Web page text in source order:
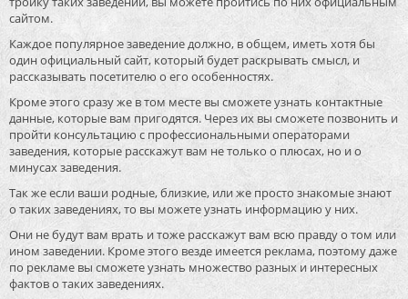
сайтом.
Каждое популярное заведение должно, в общем, иметь хотя бы
один официальный сайт, который будет раскрывать смысл, и
рассказывать посетителю о его особенностях.
Кроме этого сразу же в том месте вы сможете узнать контактные
данные, которые вам пригодятся. Через их вы сможете позвонить и
пройти консультацию с профессиональными операторами
заведения, которые расскажут вам не только о плюсах, но и о
минусах заведения.
Так же если ваши родные, близкие, или же просто знакомые знают
о таких заведениях, то вы можете узнать информацию у них.
Они не будут вам врать и тоже расскажут вам всю правду о том или
ином заведении. Кроме этого везде имеется реклама, поэтому даже
по рекламе вы сможете узнать множество разных и интересных
фактов о таких заведениях.